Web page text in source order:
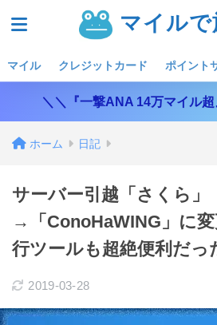
マイルで
マイル クレジットカード ポイント
＼＼『一撃ANA 14万マイル
ホーム 日記
サーバー引越「さくら」
→「ConoHaWING」に
行ツールも超絶便利だっ
2019-03-28